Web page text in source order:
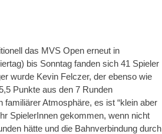
das MVS Open erneut in
bis Sonntag fanden sich 41 Spieler
wurde Kevin Felczer, der ebenso wie
Punkte aus den 7 Runden
Atmosphäre, es ist “klein aber
SpielerInnen gekommen, wenn nicht
hätte und die Bahnverbindung durch